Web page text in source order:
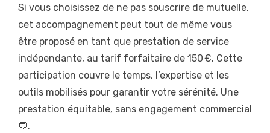
Si vous choisissez de ne pas souscrire de mutuelle,
cet accompagnement peut tout de même vous
être proposé en tant que prestation de service
indépendante, au tarif forfaitaire de 150 €. Cette
participation couvre le temps, l’expertise et les
outils mobilisés pour garantir votre sérénité. Une
prestation équitable, sans engagement commercial
💬.